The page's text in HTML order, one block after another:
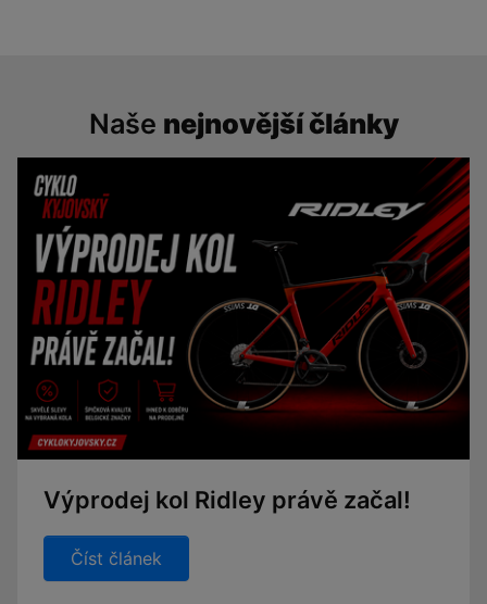
Naše nejnovější články
Výprodej kol Ridley právě začal!
Číst článek